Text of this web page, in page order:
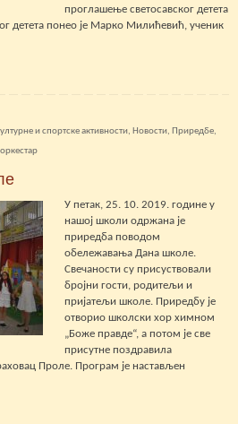
проглашење светосавског детета
детета понео је Марко Милићевић, ученик
и спортске активности, Новости, Приредбе,
У петак, 25. 10. 2019. године у
нашој школи одржана је
приредба поводом
обележавања Дана школе.
Свечаности су присуствовали
бројни гости, родитељи и
пријатељи школе. Приредбу је
отворио школски хор химном
„Боже правде“, а потом је све
присутне поздравила
Проле. Програм је настављен